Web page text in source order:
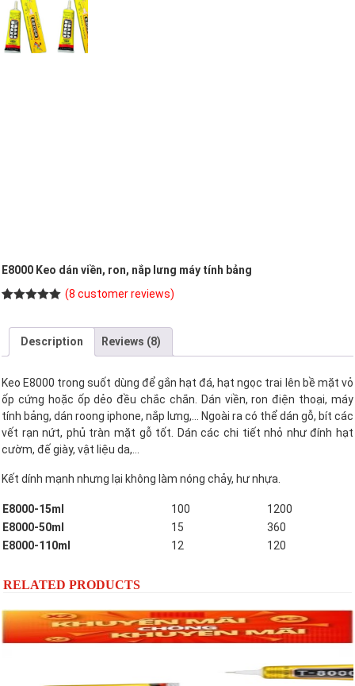
E8000 Keo dán viền, ron, nắp lưng máy tính bảng
customer
ratings
(8 customer reviews)
Description Reviews (8)
Keo E8000 trong suốt dùng để gắn hạt đá, hạt ngọc trai lên bề mặt vỏ
ốp cứng hoặc ốp dẻo đều chắc chắn. Dán viền, ron điện thoại, máy
tính bảng, dán roong iphone, nắp lưng,… Ngoài ra có thể dán gỗ, bít các
vết rạn nứt, phủ tràn mặt gỗ tốt. Dán các chi tiết nhỏ như đính hạt
cườm, đế giày, vật liệu da,…
Kết dính mạnh nhưng lại không làm nóng chảy, hư nhựa.
E8000-15ml 100
1200
E8000-50ml
15
360
E8000-110ml
12 120
RELATED PRODUCTS